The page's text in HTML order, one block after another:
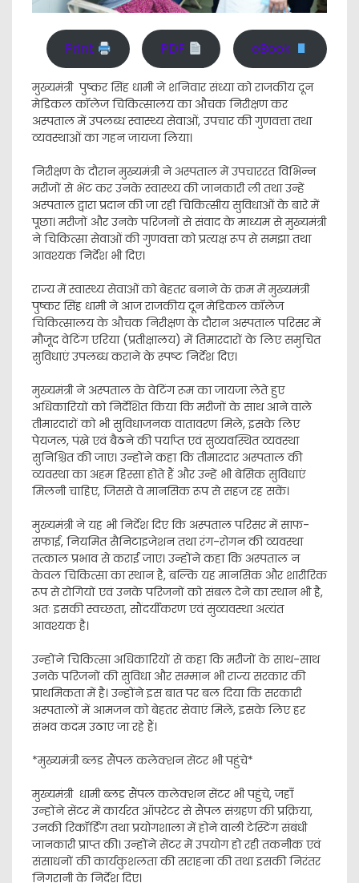
Print PDF eBook
मुख्यमंत्री पुष्कर सिंह धामी ने शनिवार संध्या को राजकीय दून
मेडिकल कॉलेज चिकित्सालय का औचक निरीक्षण कर
अस्पताल में उपलब्ध स्वास्थ्य सेवाओं, उपचार की गुणवत्ता तथा
व्यवस्थाओं का गहन जायजा लिया।
निरीक्षण के दौरान मुख्यमंत्री ने अस्पताल में उपचाररत विभिन्न
मरीजों से भेंट कर उनके स्वास्थ्य की जानकारी ली तथा उन्हें
अस्पताल द्वारा प्रदान की जा रही चिकित्सीय सुविधाओं के बारे में
पूछा। मरीजों और उनके परिजनों से संवाद के माध्यम से मुख्यमंत्री
ने चिकित्सा सेवाओं की गुणवत्ता को प्रत्यक्ष रूप से समझा तथा
आवश्यक निर्देश भी दिए।
राज्य में स्वास्थ्य सेवाओं को बेहतर बनाने के क्रम में मुख्यमंत्री
पुष्कर सिंह धामी ने आज राजकीय दून मेडिकल कॉलेज
चिकित्सालय के औचक निरीक्षण के दौरान अस्पताल परिसर में
मौजूद वेटिंग एरिया (प्रतीक्षालय) में तिमारदारों के लिए समुचित
सुविधाएं उपलब्ध कराने के स्पष्ट निर्देश दिए।
मुख्यमंत्री ने अस्पताल के वेटिंग रूम का जायजा लेते हुए
अधिकारियों को निर्देशित किया कि मरीजों के साथ आने वाले
तीमारदारों को भी सुविधाजनक वातावरण मिले, इसके लिए
पेयजल, पंखे एवं बैठने की पर्याप्त एवं सुव्यवस्थित व्यवस्था
सुनिश्चित की जाए। उन्होंने कहा कि तीमारदार अस्पताल की
व्यवस्था का अहम हिस्सा होते हैं और उन्हें भी बेसिक सुविधाएं
मिलनी चाहिए, जिससे वे मानसिक रूप से सहज रह सकें।
मुख्यमंत्री ने यह भी निर्देश दिए कि अस्पताल परिसर में साफ-
सफाई, नियमित सैनिटाइजेशन तथा रंग-रोगन की व्यवस्था
तत्काल प्रभाव से कराई जाए। उन्होंने कहा कि अस्पताल न
केवल चिकित्सा का स्थान है, बल्कि यह मानसिक और शारीरिक
रूप से रोगियों एवं उनके परिजनों को संबल देने का स्थान भी है,
अतः इसकी स्वच्छता, सौंदर्यीकरण एवं सुव्यवस्था अत्यंत
आवश्यक है।
उन्होंने चिकित्सा अधिकारियों से कहा कि मरीजों के साथ-साथ
उनके परिजनों की सुविधा और सम्मान भी राज्य सरकार की
प्राथमिकता में है। उन्होंने इस बात पर बल दिया कि सरकारी
अस्पतालों में आमजन को बेहतर सेवाएं मिलें, इसके लिए हर
संभव कदम उठाए जा रहे हैं।
*मुख्यमंत्री ब्लड सैंपल कलेक्शन सेंटर भी पहुंचे*
मुख्यमंत्री धामी ब्लड सैंपल कलेक्शन सेंटर भी पहुंचे, जहाँ
उन्होंने सेंटर में कार्यरत ऑपरेटर से सैंपल संग्रहण की प्रक्रिया,
उनकी रिकॉर्डिंग तथा प्रयोगशाला में होने वाली टेस्टिंग संबंधी
जानकारी प्राप्त की। उन्होंने सेंटर में उपयोग हो रही तकनीक एवं
संसाधनों की कार्यकुशलता की सराहना की तथा इसकी निरंतर
निगरानी के निर्देश दिए।